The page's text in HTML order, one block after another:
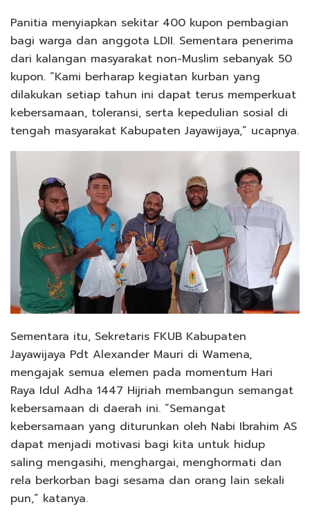
Panitia menyiapkan sekitar 400 kupon pembagian
bagi warga dan anggota LDII. Sementara penerima
dari kalangan masyarakat non-Muslim sebanyak 50
kupon. “Kami berharap kegiatan kurban yang
dilakukan setiap tahun ini dapat terus memperkuat
kebersamaan, toleransi, serta kepedulian sosial di
tengah masyarakat Kabupaten Jayawijaya,” ucapnya.
Sementara itu, Sekretaris FKUB Kabupaten
Jayawijaya Pdt Alexander Mauri di Wamena,
mengajak semua elemen pada momentum Hari
Raya Idul Adha 1447 Hijriah membangun semangat
kebersamaan di daerah ini. “Semangat
kebersamaan yang diturunkan oleh Nabi Ibrahim AS
dapat menjadi motivasi bagi kita untuk hidup
saling mengasihi, menghargai, menghormati dan
rela berkorban bagi sesama dan orang lain sekali
pun,” katanya.